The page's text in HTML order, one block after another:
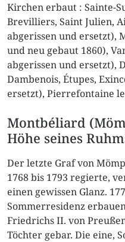
Kirchen erbaut : Sainte-
Brevilliers, Saint Julien,
abgerissen und ersetzt),
und neu gebaut 1860),
abgerissen und ersetzt),
Dambenois, Étupes,
ersetzt), Pierrefontaine
Montbéliard
Höhe seines
Der letzte Graf von
1768 bis 1793 regierte,
einen gewissen Glanz.
Sommerresidenz
Friedrichs II. von
Töchter gebar. Die eine,